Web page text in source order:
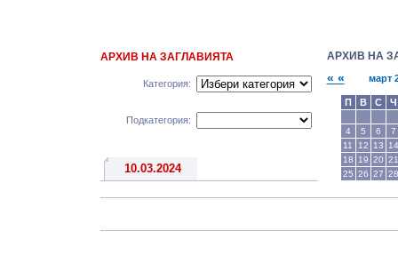
АРХИВ НА ЗАГЛАВИЯТА
Категория:
Подкатегория:
АРХИВ НА
« « март
П В С Ч
4 5 6
7
11
12 13
14
18
19 20 21
25 26 27 28
10.03.2024